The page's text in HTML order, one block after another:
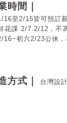
時間｜
16至2/15皆可預訂
花課 2/7.2/12，不
16~初六2/23公休，
方式｜ 台灣設